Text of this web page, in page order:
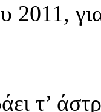
2011,
τ’